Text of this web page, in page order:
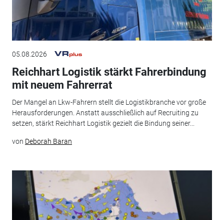
05.08.2026
Reichhart Logistik stärkt Fahrerbindung
mit neuem Fahrerrat
Der Mangel an Lkw-Fahrern stellt die Logistikbranche vor große
Herausforderungen. Anstatt ausschließlich auf Recruiting zu
setzen, stärkt Reichhart Logistik gezielt die Bindung seiner...
von Deborah Baran